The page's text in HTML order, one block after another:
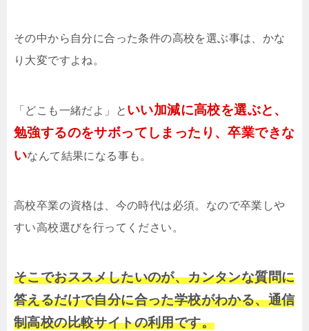
その中から自分に合った条件の高校を選ぶ事は、かな
り大変ですよね。
「どこも一緒だよ」と いい加減に高校を選ぶと、
勉強するのをサボってしまったり、卒業できな
いなんて結果になる事も。
高校卒業の資格は、今の時代は必須。なので卒業しや
すい高校選びを行ってください。
そこでおススメしたいのが、カンタンな質問に
答えるだけで自分に合った学校がわかる、通信
制高校の比較サイトの利用です。